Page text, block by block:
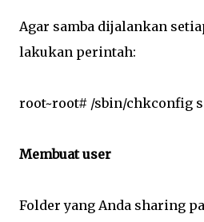
Agar samba dijalankan
lakukan perintah:
root~root# /sbin/chkconfig
Membuat user
Folder yang Anda sharing